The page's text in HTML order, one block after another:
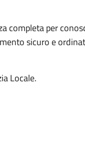
completa per
sicuro e
Locale.